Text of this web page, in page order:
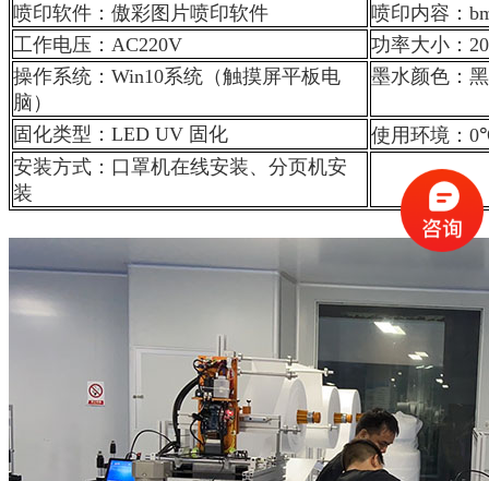
喷印软件：傲彩图片喷印软件
喷印内容：
工作电压： AC220V 功率大小：
操作系统：Win10系统（触摸屏平板电
脑）
墨水颜色：
固化类型：LED UV 固化 使用环境：0
安装方式：口罩机在线安装、分页机安
装